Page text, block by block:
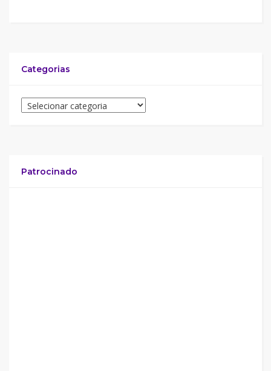
Categorias
Patrocinado